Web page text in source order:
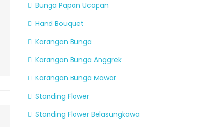
Bunga Papan Ucapan
Hand Bouquet
Karangan Bunga
Karangan Bunga Anggrek
Karangan Bunga Mawar
Standing Flower
Standing Flower Belasungkawa